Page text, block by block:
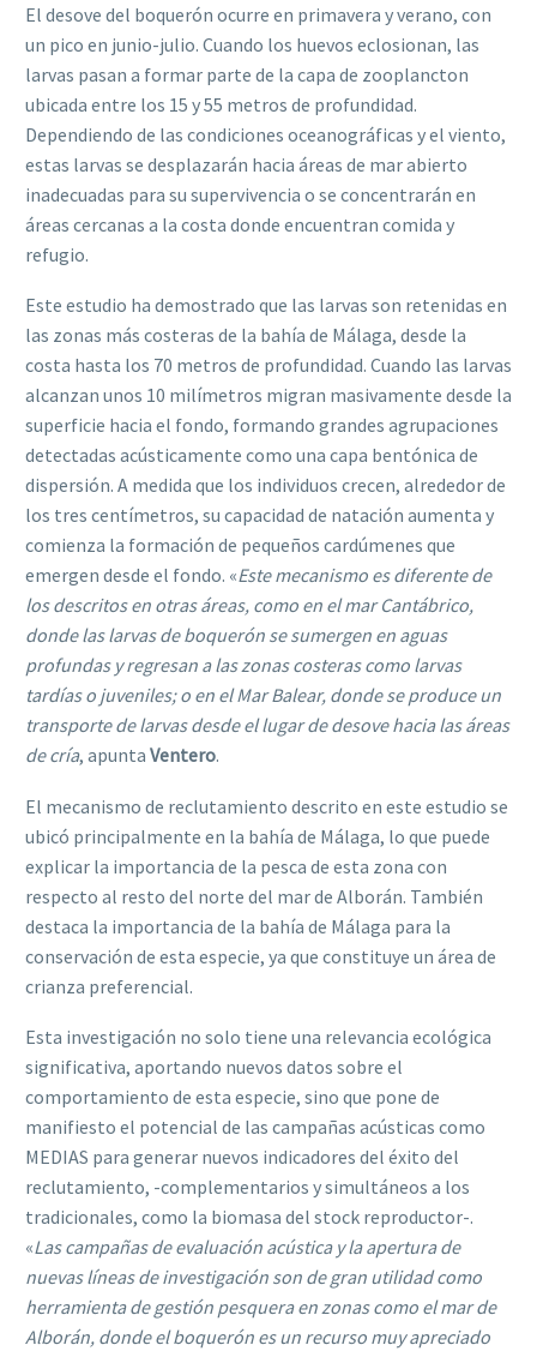
El desove del boquerón ocurre en primavera y verano, con
un pico en junio-julio. Cuando los huevos eclosionan, las
larvas pasan a formar parte de la capa de zooplancton
ubicada entre los 15 y 55 metros de profundidad.
Dependiendo de las condiciones oceanográficas y el viento,
estas larvas se desplazarán hacia áreas de mar abierto
inadecuadas para su supervivencia o se concentrarán en
áreas cercanas a la costa donde encuentran comida y
refugio.
Este estudio ha demostrado que las larvas son retenidas en
las zonas más costeras de la bahía de Málaga, desde la
costa hasta los 70 metros de profundidad. Cuando las larvas
alcanzan unos 10 milímetros migran masivamente desde la
superficie hacia el fondo, formando grandes agrupaciones
detectadas acústicamente como una capa bentónica de
dispersión. A medida que los individuos crecen, alrededor de
los tres centímetros, su capacidad de natación aumenta y
comienza la formación de pequeños cardúmenes que
emergen desde el fondo. «Este mecanismo es diferente de
los descritos en otras áreas, como en el mar Cantábrico,
donde las larvas de boquerón se sumergen en aguas
profundas y regresan a las zonas costeras como larvas
tardías o juveniles; o en el Mar Balear, donde se produce un
transporte de larvas desde el lugar de desove hacia las áreas
de cría, apunta Ventero.
El mecanismo de reclutamiento descrito en este estudio se
ubicó principalmente en la bahía de Málaga, lo que puede
explicar la importancia de la pesca de esta zona con
respecto al resto del norte del mar de Alborán. También
destaca la importancia de la bahía de Málaga para la
conservación de esta especie, ya que constituye un área de
crianza preferencial.
Esta investigación no solo tiene una relevancia ecológica
significativa, aportando nuevos datos sobre el
comportamiento de esta especie, sino que pone de
manifiesto el potencial de las campañas acústicas como
MEDIAS para generar nuevos indicadores del éxito del
reclutamiento, -complementarios y simultáneos a los
tradicionales, como la biomasa del stock reproductor-.
«Las campañas de evaluación acústica y la apertura de
nuevas líneas de investigación son de gran utilidad como
herramienta de gestión pesquera en zonas como el mar de
Alborán, donde el boquerón es un recurso muy apreciado